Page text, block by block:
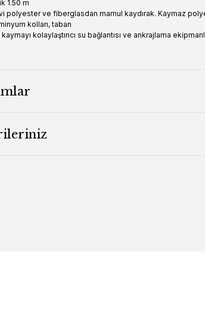
1.50 m
polyester ve fiberglasdan mamul kaydırak. Kaymaz
kolları, taban
kolaylaştırıcı su bağlantısı ve ankrajlama